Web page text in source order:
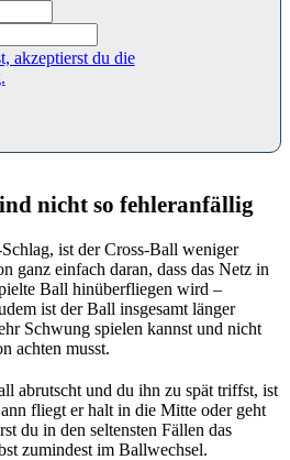
akzeptierst du die
nicht so fehleranfällig
ist der Cross-Ball weniger
ganz einfach daran, dass das Netz in
Ball hinüberfliegen wird –
ist der Ball insgesamt länger
Schwung spielen kannst und nicht
achten musst.
abrutscht und du ihn zu spät triffst, ist
fliegt er halt in die Mitte oder geht
du in den seltensten Fällen das
zumindest im Ballwechsel.